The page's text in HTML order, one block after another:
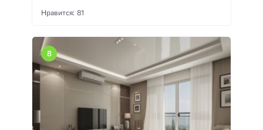
Нравится: 81